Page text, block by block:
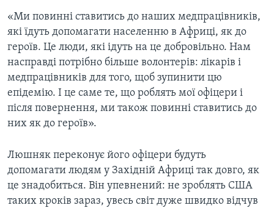
«Ми повинні ставитись до наших медпрацівників,
які їдуть допомагати населенню в Африці, як до
героїв. Це люди, які ідуть на це добровільно. Нам
насправді потрібно більше волонтерів: лікарів і
медпрацівників для того, щоб зупинити цю
епідемію. І це саме те, що роблять мої офіцери і
після повернення, ми також повинні ставитись до
них як до героїв».
Люшняк переконує його офіцери будуть
допомагати людям у Західній Африці так довго, як
це знадобиться. Він упевнений: не зроблять США
таких кроків зараз, увесь світ дуже швидко відчув